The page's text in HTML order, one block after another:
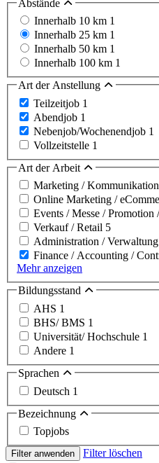
Abstände
Innerhalb 10 km 1
Innerhalb 25 km 1
Innerhalb 50 km 1
Innerhalb 100 km 1
Art der Anstellung
Teilzeitjob 1
Abendjob 1
Nebenjob/Wochenendjob 1
Vollzeitstelle 1
Art der Arbeit
Marketing /
Online Marketing /
Events / Messe / Promotion
Verkauf / Retail 5
Administration / Verwaltung
Finance / Accounting /
Mehr anzeigen
Bildungsstand
AHS 1
BHS/ BMS 1
Universität/ Hochschule 1
Andere 1
Sprachen
Deutsch 1
Bezeichnung
Topjobs
Filter anwenden
Filter löschen